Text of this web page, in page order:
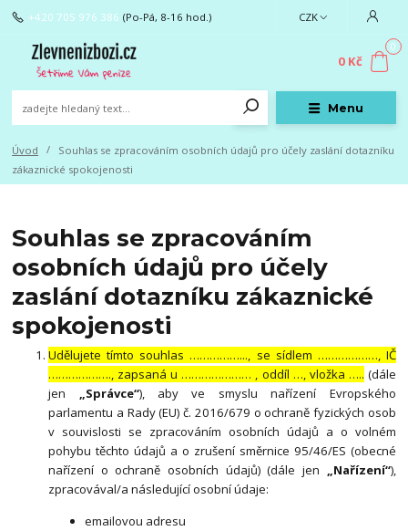
Menu
CZK
+420 705 976 386 (Po-Pá, 8-16 hod.)
0
0 Kč
Úvod
Souhlas se zpracováním osobních údajů pro účely zaslání dotazníku
zákaznické spokojenosti
Souhlas se zpracováním
osobních údajů pro účely
zaslání dotazníku zákaznické
spokojenosti
Udělujete tímto souhlas ……………..., se sídlem ………………, IČ
………………., zapsaná u ………………… , oddíl …, vložka ….. (dále
jen „Správce“), aby ve smyslu nařízení Evropského
parlamentu a Rady (EU) č. 2016/679 o ochraně fyzických osob
v souvislosti se zpracováním osobních údajů a o volném
pohybu těchto údajů a o zrušení směrnice 95/46/ES (obecné
nařízení o ochraně osobních údajů) (dále jen „Nařízení“),
zpracovával/a následující osobní údaje:
emailovou adresu